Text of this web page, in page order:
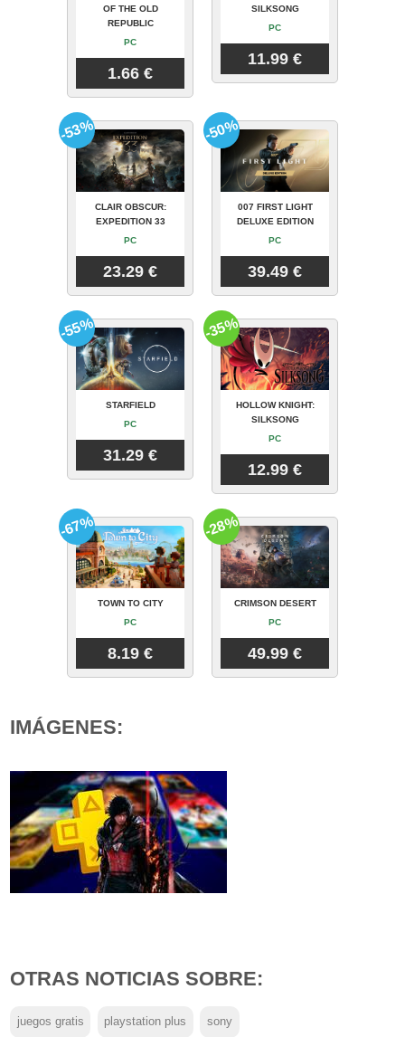
OF THE OLD
REPUBLIC
PC
1.66 €
SILKSONG
PC
11.99 €
CLAIR OBSCUR:
EXPEDITION 33
PC
23.29 €
-53%
007 FIRST LIGHT
DELUXE EDITION
PC
39.49 €
-50%
STARFIELD
PC
31.29 €
-55%
HOLLOW KNIGHT:
SILKSONG
PC
12.99 €
-35%
TOWN TO CITY
PC
8.19 €
-67%
CRIMSON DESERT
PC
49.99 €
-28%
IMÁGENES:
OTRAS NOTICIAS SOBRE:
juegos gratis playstation plus sony